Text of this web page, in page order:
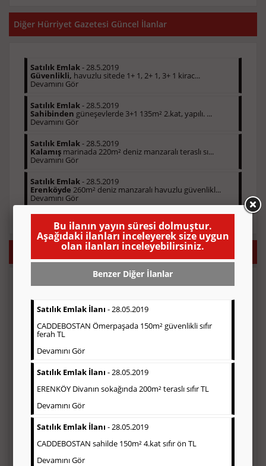
Diğer Hürriyet Gazetesi Güncel İlanlar
Satılık Emlak- 28.5.2019
Güvenlikli, havuzlu sitede 1+ 1, 2+ 1, 3+ 1 kirac...
Devamını Gör
Satılık Emlak- 28.5.2019
Sahibinden güneşevlerde 3+1 135m² 2.kat, yapılı. ...
Devamını Gör
Satılık Emlak- 28.5.2019
Kalamış marinada 220m² deniz manzaralı teraslı sı...
Devamını Gör
Satılık Emlak- 28.5.2019
Erenköyde 260m² deniz manzaralı havuzlu güvenlikl...
Devamını Gör
Kayıp İlanı Vermek İstiyorsanız Sizi Arayalım!
Telefon numaranızı gönderin, sizi hemen arayalım.
Bu ilanın yayın süresi dolmuştur.
Aşağıdaki ilanları inceleyerek size uygun
olan ilanları inceleyebilirsiniz.
Benzer Diğer İlanlar
Satılık Emlak İlanı - 28.05.2019
CADDEBOSTAN Ömerpaşada 150m² güvenlikli sıfır
ferah TL
Devamını Gör
Satılık Emlak İlanı - 28.05.2019
ERENKÖY Divanın sokağında 200m² teraslı sıfır TL
Devamını Gör
Satılık Emlak İlanı - 28.05.2019
CADDEBOSTAN sahilde 150m² 4.kat sıfır ön TL
Devamını Gör